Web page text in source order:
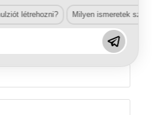
létrehozni? Milyen ismeretek